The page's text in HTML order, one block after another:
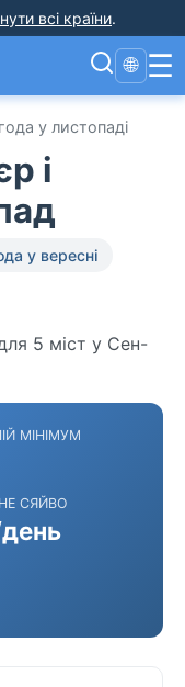
всі країни.
🌐 ☰
у листопаді
і
у вересні
5 міст у Сен-
МІНІМУМ
СЯЙВО